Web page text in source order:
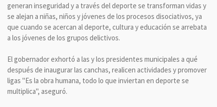
generan inseguridad y a través del deporte se transforman vidas y
se alejan a niñas, niños y jóvenes de los procesos disociativos, ya
que cuando se acercan al deporte, cultura y educación se arrebata
a los jóvenes de los grupos delictivos.
El gobernador exhortó a las y los presidentes municipales a qué
después de inaugurar las canchas, realicen actividades y promover
ligas "Es la obra humana, todo lo que inviertan en deporte se
multiplica", aseguró.